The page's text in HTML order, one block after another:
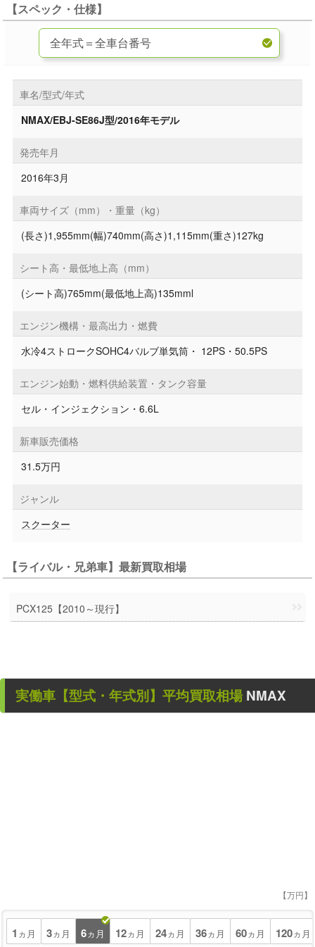
【スペック・仕様】
車名/型式/年式
NMAX/EBJ-SE86J型/2016年モデル
発売年月
2016年3月
車両サイズ（mm）・重量（kg）
(長さ)1,955mm(幅)740mm(高さ)1,115mm(重さ)127kg
シート高・最低地上高（mm）
(シート高)765mm(最低地上高)135mml
エンジン機構・最高出力・燃費
水冷4ストロークSOHC4バルブ単気筒・ 12PS・50.5PS
エンジン始動・燃料供給装置・タンク容量
セル・インジェクション・6.6L
新車販売価格
31.5万円
ジャンル
スクーター
【ライバル・兄弟車】最新買取相場
PCX125【2010～現行】
実働車 【型式・年式別】平均買取相場 NMAX
【万円】
1 ヵ月 3ヵ月 6ヵ月 12ヵ月 24ヵ月 36ヵ月 60ヵ月 120ヵ月